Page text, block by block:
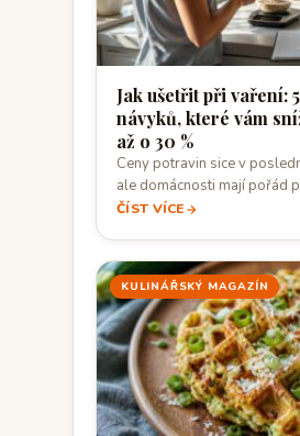
Jak ušetřit při vaření:
návyků, které vám
až o 30 %
Ceny potravin sice v
ale domácnosti mají pořád
ČÍST VÍCE
KULINÁŘSKÝ MAGAZÍN